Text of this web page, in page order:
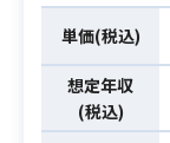
単価(税込)
想定年収
(税込)